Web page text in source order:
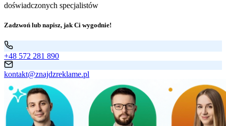
doświadczonych specjalistów
Zadzwoń lub napisz, jak Ci wygodnie!
+48 572 281 890
kontakt@znajdzreklame.pl